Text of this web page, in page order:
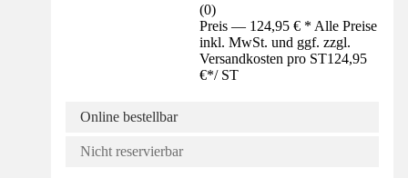
(0)
Preis — 124,95 € * Alle Preise
inkl. MwSt. und ggf. zzgl.
Versandkosten pro ST124,95
€*/ ST
Online bestellbar
Nicht reservierbar